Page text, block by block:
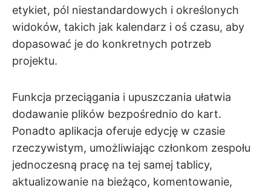
etykiet, pól niestandardowych i określonych
widoków, takich jak kalendarz i oś czasu, aby
dopasować je do konkretnych potrzeb
projektu.
Funkcja przeciągania i upuszczania ułatwia
dodawanie plików bezpośrednio do kart.
Ponadto aplikacja oferuje edycję w czasie
rzeczywistym, umożliwiając członkom zespołu
jednoczesną pracę na tej samej tablicy,
aktualizowanie na bieżąco, komentowanie,